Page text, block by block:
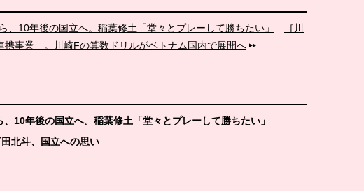
、10年後の国立へ。稲葉修土「堂々とプレーして勝ちたい」
［川
事業」。川崎Fの算数ドリルがベトナム国内で展開へ
10年後の国立へ。稲葉修土「堂々とプレーして勝ちたい」
北斗、国立への思い